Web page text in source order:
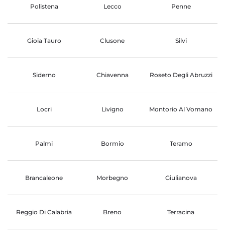
Polistena Lecco Penne
Gioia Tauro Clusone Silvi
Siderno Chiavenna Roseto Degli Abruzzi
Locri Livigno Montorio Al Vomano
Palmi Bormio Teramo
Brancaleone Morbegno Giulianova
Reggio Di Calabria Breno Terracina